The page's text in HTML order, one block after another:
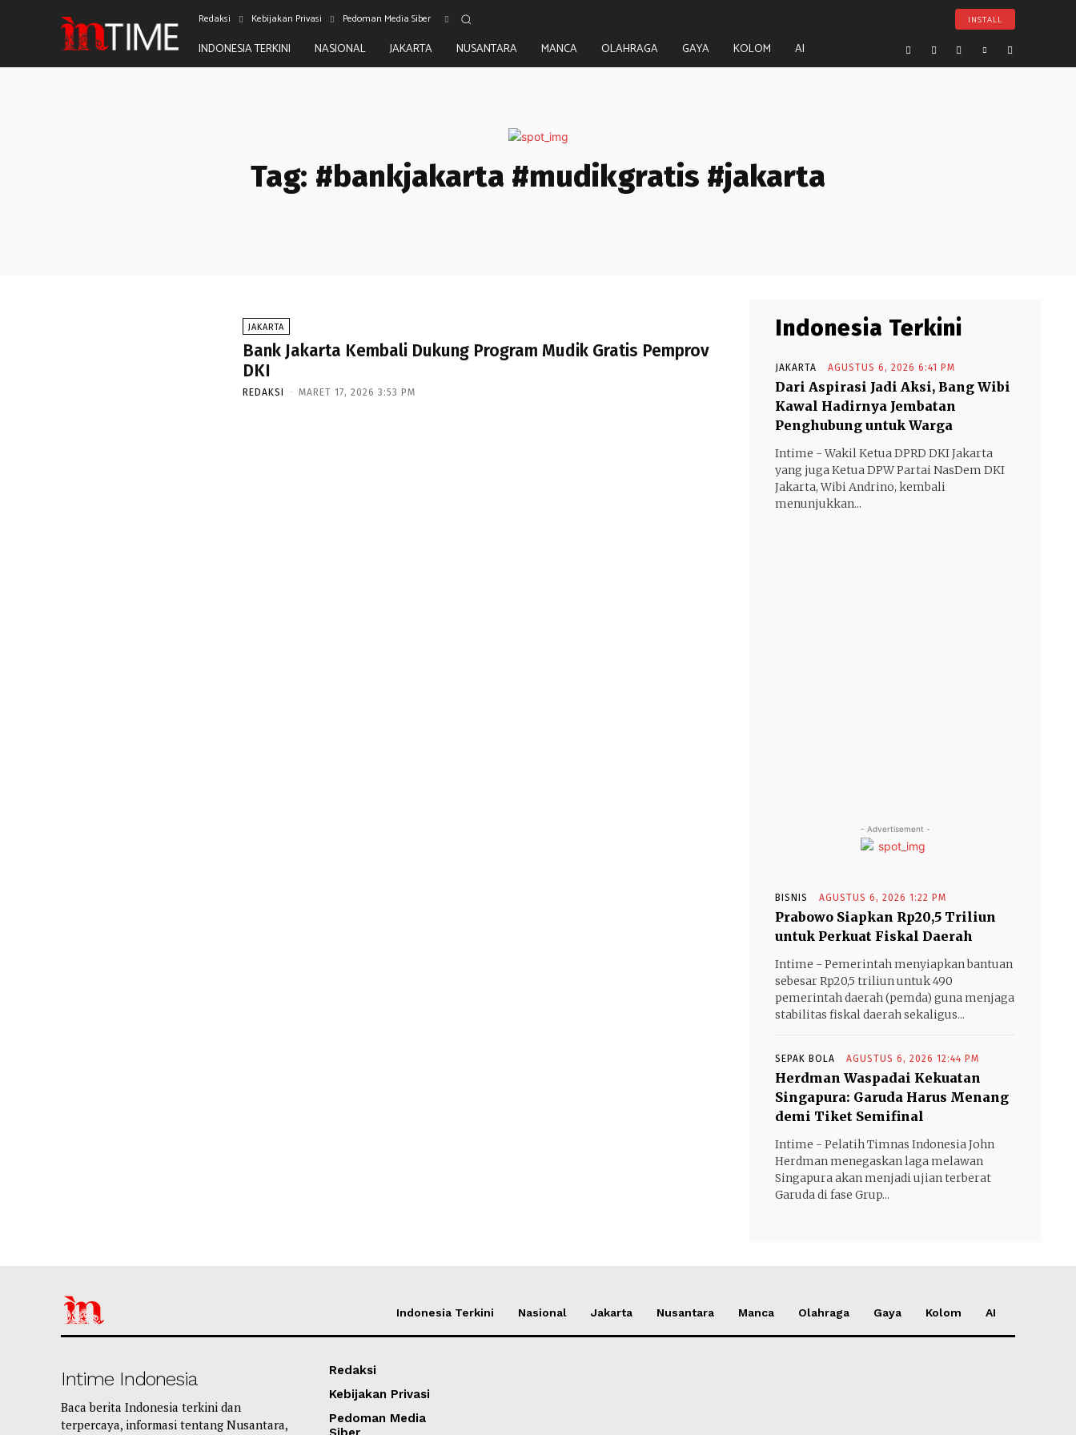
Redaksi Kebijakan Privasi Pedoman Media Siber INSTALL
INDONESIA TERKINI NASIONAL JAKARTA NUSANTARA MANCA OLAHRAGA GAYA KOLOM AI
Tag: #bankjakarta #mudikgratis #jakarta
JAKARTA
Bank Jakarta Kembali Dukung Program Mudik Gratis Pemprov
DKI
REDAKSI - MARET 17, 2026 3:53 PM
Indonesia Terkini
JAKARTA AGUSTUS 6, 2026 6:41 PM
Dari Aspirasi Jadi Aksi, Bang Wibi
Kawal Hadirnya Jembatan
Penghubung untuk Warga
Intime - Wakil Ketua DPRD DKI Jakarta
yang juga Ketua DPW Partai NasDem DKI
Jakarta, Wibi Andrino, kembali
menunjukkan...
- Advertisement -
BISNIS AGUSTUS 6, 2026 1:22 PM
Prabowo Siapkan Rp20,5 Triliun
untuk Perkuat Fiskal Daerah
Intime - Pemerintah menyiapkan bantuan
sebesar Rp20,5 triliun untuk 490
pemerintah daerah (pemda) guna menjaga
stabilitas fiskal daerah sekaligus...
SEPAK BOLA AGUSTUS 6, 2026 12:44 PM
Herdman Waspadai Kekuatan
Singapura: Garuda Harus Menang
demi Tiket Semifinal
Intime - Pelatih Timnas Indonesia John
Herdman menegaskan laga melawan
Singapura akan menjadi ujian terberat
Garuda di fase Grup...
Indonesia Terkini Nasional Jakarta Nusantara Manca Olahraga Gaya Kolom AI
Intime Indonesia
Baca berita Indonesia terkini dan
terpercaya, informasi tentang Nusantara,
Redaksi
Kebijakan Privasi
Pedoman Media